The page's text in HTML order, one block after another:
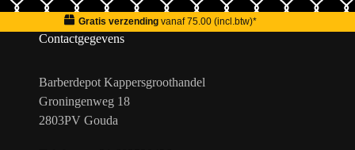
Gratis verzendingvanaf 75.00 (incl.btw)*
Contactgegevens
Barberdepot Kappersgroothandel
Groningenweg 18
2803PV Gouda